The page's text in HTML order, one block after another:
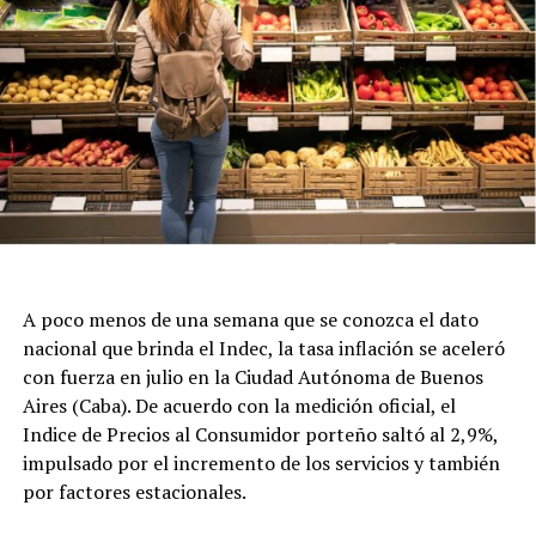
A poco menos de una semana que se conozca el dato
nacional que brinda el Indec, la tasa inflación se aceleró
con fuerza en julio en la Ciudad Autónoma de Buenos
Aires (Caba). De acuerdo con la medición oficial, el
Indice de Precios al Consumidor porteño saltó al 2,9%,
impulsado por el incremento de los servicios y también
por factores estacionales.